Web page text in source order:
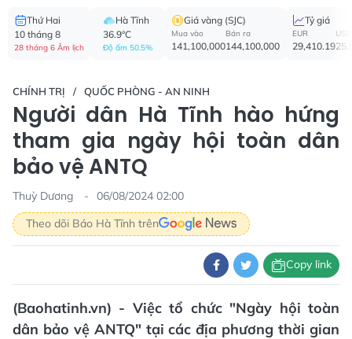
Thứ Hai
10 tháng 8
28 tháng 6 Âm lịch
Hà Tĩnh
36.9°C
Độ ẩm 50.5%
Giá vàng (SJC)
Mua vào
141,100,000
Bán ra
144,100,000
Tỷ giá
EUR
29,410.19
USD
CHÍNH TRỊ QUỐC PHÒNG - AN NINH
Người dân Hà Tĩnh hào hứng
tham gia ngày hội toàn dân
bảo vệ ANTQ
Thuỳ Dương
06/08/2024 02:00
Theo dõi Báo Hà Tĩnh trên
Copy link
(Baohatinh.vn) - Việc tổ chức "Ngày hội toàn
dân bảo vệ ANTQ" tại các địa phương thời gian